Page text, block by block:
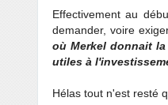
Effectivement au
demander, voire
où Merkel donnait
utiles à
Hélas tout n'est resté